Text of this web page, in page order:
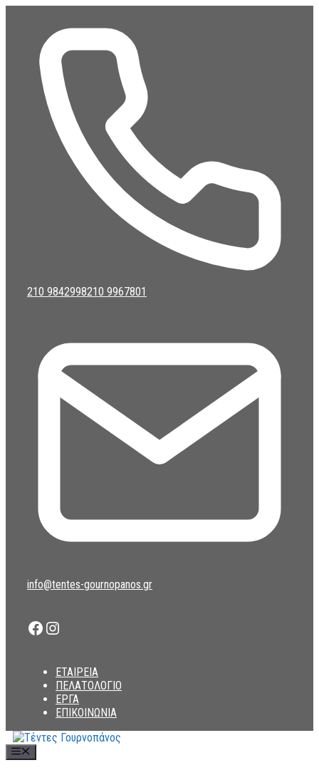
περιεχόμενο
210 9842998210 9967801
info@tentes-gournopanos.gr
Facebook
Instagram
ΕΤΑΙΡΕΙΑ
ΠΕΛΑΤΟΛΟΓΙΟ
ΕΡΓΑ
ΕΠΙΚΟΙΝΩΝΙΑ